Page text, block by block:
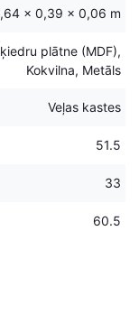
× 0,39 × 0,06 m
plātne (MDF),
Kokvilna, Metāls
Veļas kastes
51.5
33
60.5